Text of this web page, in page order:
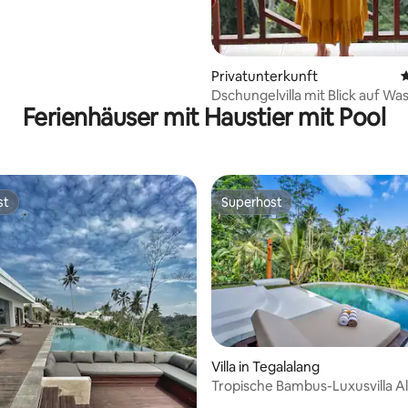
Privatunterkunft
Dschungelvilla mit Blick auf
Baumkronen – Ubud
Ferienhäuser mit Haustier mit Pool
Superhost
Superhost
Villa in Tegalalang
Tropische Bambus-Luxusvilla